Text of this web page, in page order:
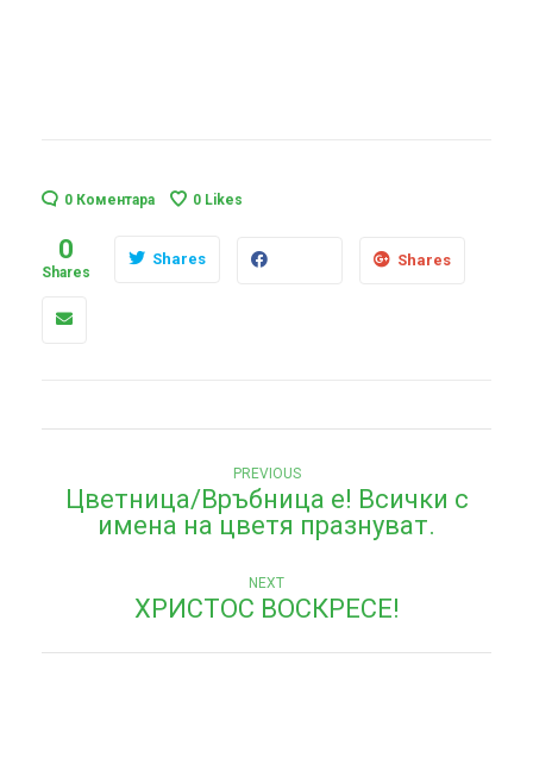
0 Коментара 0 Likes
0
Shares
Shares Shares
PREVIOUSPrevious
post:
Цветница/Връбница е! Всички с
имена на цветя празнуват.
NEXTNext
post:
ХРИСТОС ВОСКРЕСЕ!